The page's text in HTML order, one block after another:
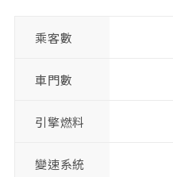
乘客數
車門數
引擎燃料
變速系統